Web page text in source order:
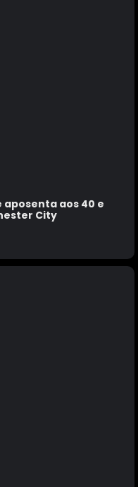
aposenta aos 40 e
City